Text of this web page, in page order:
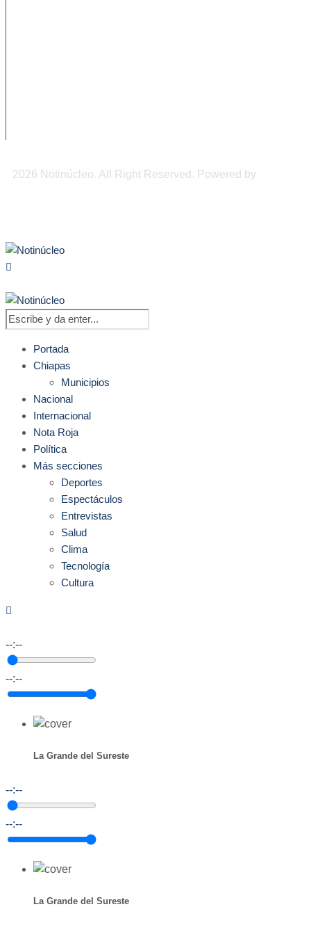
2026 Notinúcleo. All Right Reserved. Powered by
Portada
Chiapas
Municipios
Nacional
Internacional
Nota Roja
Política
Más secciones
Deportes
Espectáculos
Entrevistas
Salud
Clima
Tecnología
Cultura
--:--
--:--
La Grande del Sureste
--:--
--:--
La Grande del Sureste